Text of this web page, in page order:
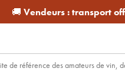
🚚 Vendeurs :transport